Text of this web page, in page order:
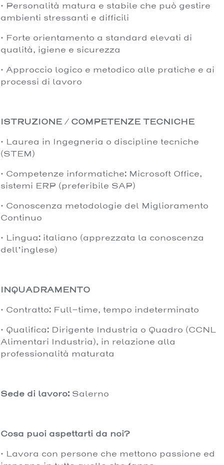
· Personalità matura e stabile che può gestire
ambienti stressanti e difficili
· Forte orientamento a standard elevati di
qualità, igiene e sicurezza
· Approccio logico e metodico alle pratiche e ai
processi di lavoro
ISTRUZIONE / COMPETENZE TECNICHE
· Laurea in Ingegneria o discipline tecniche
(STEM)
· Competenze informatiche: Microsoft Office,
sistemi ERP (preferibile SAP)
· Conoscenza metodologie del Miglioramento
Continuo
· Lingua: italiano (apprezzata la conoscenza
dell’inglese)
INQUADRAMENTO
· Contratto: Full-time, tempo indeterminato
· Qualifica: Dirigente Industria o Quadro (CCNL
Alimentari Industria), in relazione alla
professionalità maturata
Sede di lavoro: Salerno
Cosa puoi aspettarti da noi?
· Lavora con persone che mettono passione ed